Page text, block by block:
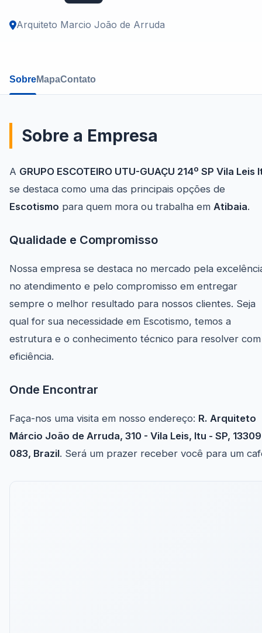
Arquiteto Marcio João de Arruda
SobreMapaContato
Sobre a Empresa
A GRUPO ESCOTEIRO UTU-GUAÇU 214º SP Vila Leis
se destaca como uma das principais opções de
Escotismo para quem mora ou trabalha em Atibaia.
Qualidade e Compromisso
Nossa empresa se destaca no mercado pela
no atendimento e pelo compromisso em entregar
sempre o melhor resultado para nossos clientes. Seja
qual for sua necessidade em Escotismo, temos a
estrutura e o conhecimento técnico para resolver com
eficiência.
Onde Encontrar
Faça-nos uma visita em nosso endereço: R. Arquiteto
Márcio João de Arruda, 310 - Vila Leis, Itu - SP,
083, Brazil. Será um prazer receber você para um